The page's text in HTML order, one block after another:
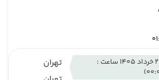
(22 خرداد 1405 ساعت :
تهران